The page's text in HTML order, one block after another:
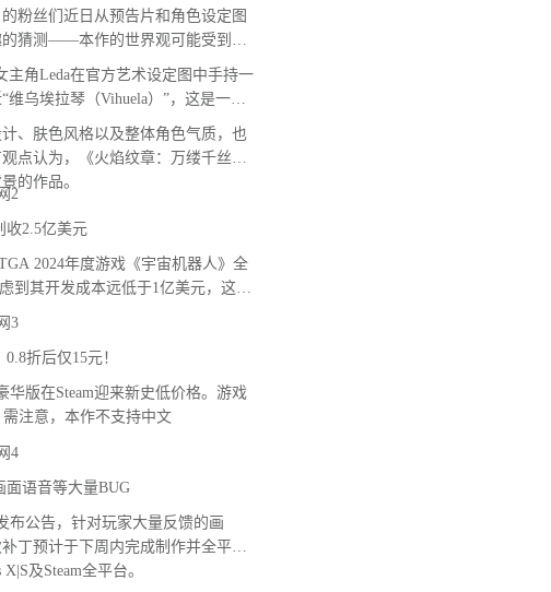
丝们近日从预告片和角色设定图
猜测——本作的世界观可能受到西
角Leda在官方艺术设定图中手持一
乌埃拉琴（Vihuela）”，这是一种
肤色风格以及整体角色气质，也
点认为，《火焰纹章：万缕千丝》
的作品。
2.5亿美元
2024年度游戏《宇宙机器人》全
到其开发成本远低于1亿美元，这款
折后仅15元！
版在Steam迎来新史低价格。游戏
需注意，本作不支持中文
语音等大量BUG
公告，针对玩家大量反馈的画
丁预计于下周内完成制作并全平台
及Steam全平台。